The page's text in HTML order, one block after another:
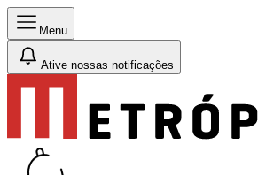
Menu
Ative nossas notificações